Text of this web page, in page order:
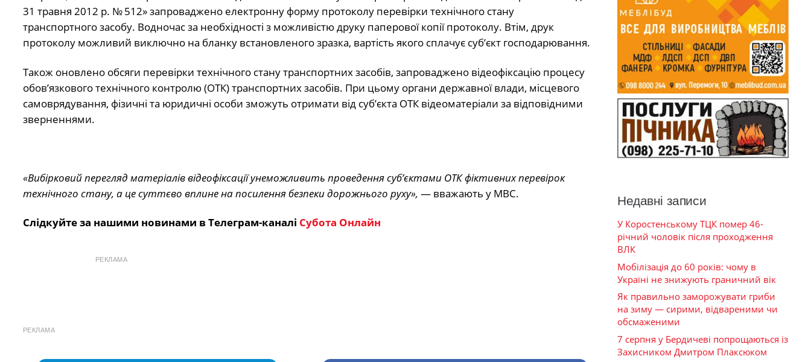
31 травня 2012 р. № 512» запроваджено електронну форму протоколу перевірки технічного стану
транспортного засобу. Водночас за необхідності з можливістю друку паперової копії протоколу. Втім, друк
протоколу можливий виключно на бланку встановленого зразка, вартість якого сплачує суб’єкт господарювання.
Також оновлено обсяги перевірки технічного стану транспортних засобів, запроваджено відеофіксацію процесу
обовʼязкового технічного контролю (ОТК) транспортних засобів. При цьому органи державної влади, місцевого
самоврядування, фізичні та юридичні особи зможуть отримати від суб’єкта ОТК відеоматеріали за відповідними
зверненнями.
«Вибірковий перегляд матеріалів відеофіксації унеможливить проведення суб’єктами ОТК фіктивних перевірок
технічного стану, а це суттєво вплине на посилення безпеки дорожнього руху», — вважають у МВС.
Слідкуйте за нашими новинами в Телеграм-каналі Субота Онлайн
РЕКЛАМА
РЕКЛАМА
Недавні записи
У Коростенському ТЦК помер 46-
річний чоловік після проходження
ВЛК
Мобілізація до 60 років: чому в
Україні не знижують граничний вік
Як правильно заморожувати гриби
на зиму — сирими, відвареними чи
обсмаженими
7 серпня у Бердичеві попрощаються із
Захисником Дмитром Плаксюком